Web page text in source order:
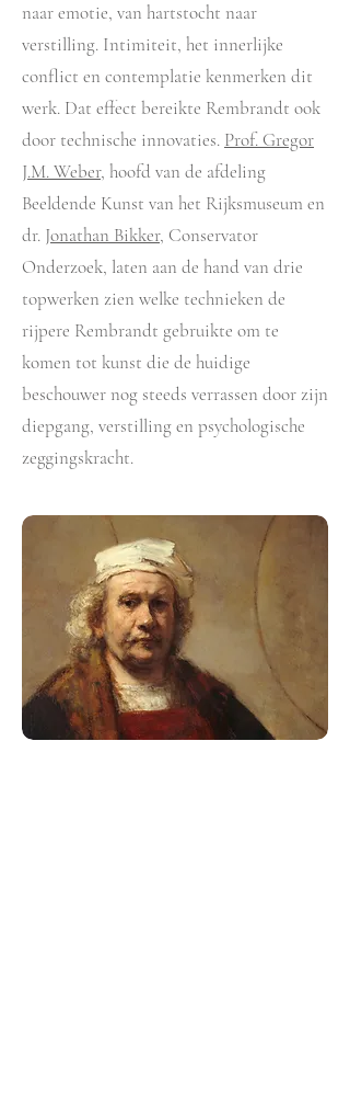
naar emotie, van hartstocht naar
verstilling. Intimiteit, het innerlijke
conflict en contemplatie kenmerken dit
werk. Dat effect bereikte Rembrandt ook
door technische innovaties. Prof. Gregor
J.M. Weber, hoofd van de afdeling
Beeldende Kunst van het Rijksmuseum en
dr. Jonathan Bikker, Conservator
Onderzoek, laten aan de hand van drie
topwerken zien welke technieken de
rijpere Rembrandt gebruikte om te
komen tot kunst die de huidige
beschouwer nog steeds verrassen door zijn
diepgang, verstilling en psychologische
zeggingskracht.